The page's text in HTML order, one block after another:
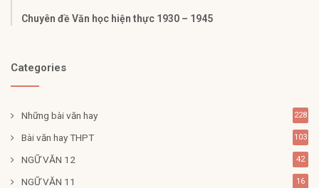
Chuyên đề Văn học hiện thực 1930 – 1945
Categories
Những bài văn hay 228
Bài văn hay THPT 103
NGỮ VĂN 12 42
NGỮ VĂN 11 16